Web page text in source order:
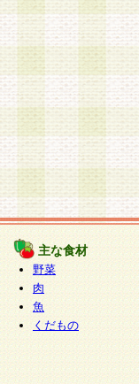
主な食材
野菜
肉
魚
くだもの